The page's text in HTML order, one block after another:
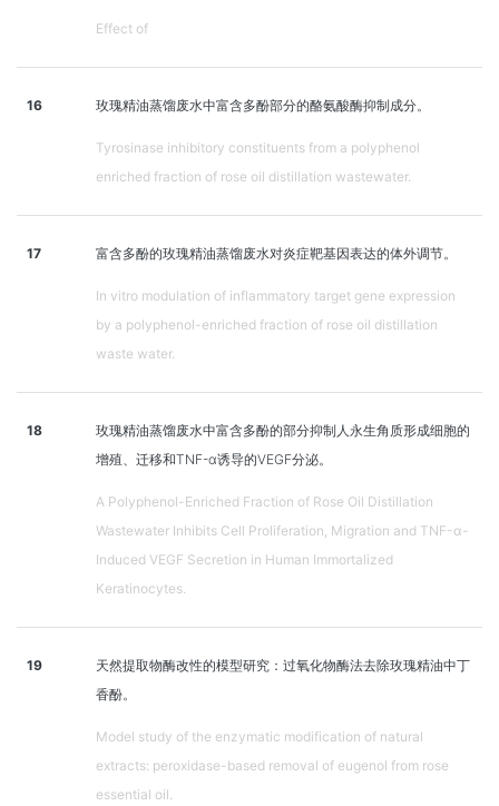
Effect of
16 玫瑰精油蒸馏废水中富含多酚部分的酪氨酸酶抑制成分。
Tyrosinase inhibitory constituents from a polyphenol
enriched fraction of rose oil distillation wastewater.
17 富含多酚的玫瑰精油蒸馏废水对炎症靶基因表达的体外调节。
In vitro modulation of inflammatory target gene expression
by a polyphenol-enriched fraction of rose oil distillation
waste water.
18
玫瑰精油蒸馏废水中富含多酚的部分抑制人永生角质形成细胞的
增殖、迁移和TNF-α诱导的VEGF分泌。
A Polyphenol-Enriched Fraction of Rose Oil Distillation
Wastewater Inhibits Cell Proliferation, Migration and TNF-α-
Induced VEGF Secretion in Human Immortalized
Keratinocytes.
19
天然提取物酶改性的模型研究：过氧化物酶法去除玫瑰精油中丁
香酚。
Model study of the enzymatic modification of natural
extracts: peroxidase-based removal of eugenol from rose
essential oil.